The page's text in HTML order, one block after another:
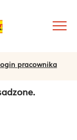
pracownika